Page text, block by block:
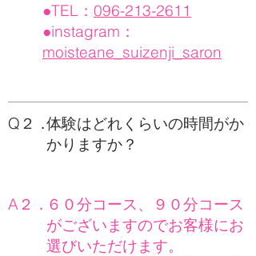
●TEL： 096-213-2611
●instagram：
moisteane_suizenji_saron
体験はどれくらいの時間がか
かりますか？
Q２．
A２． ６０分コース、９０分コース
がございますのでお客様にお
選びいただけます。